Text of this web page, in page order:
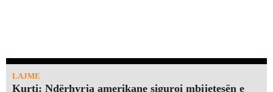
LAJME
Kurti: Ndërhyrja amerikane siguroi mbijetesën e